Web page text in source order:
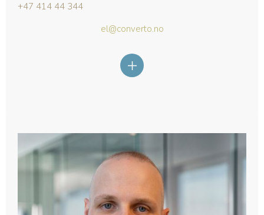
+47 414 44 344
el@converto.no